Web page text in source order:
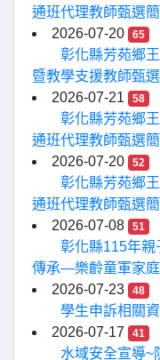
通班代理教師甄選
2026-07-20
65
彰化縣芳苑鄉
暨教學支援教師甄
2026-07-21
58
彰化縣芳苑鄉
通班代理教師甄選
2026-07-20
52
彰化縣芳苑鄉
通班代理教師甄選
2026-07-08
51
彰化縣115年親
傳承—樂齡童軍家庭
2026-07-23
48
學生申訴相關
2026-07-17
41
水域安全宣導~